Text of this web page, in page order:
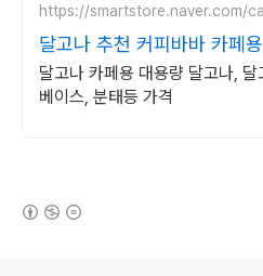
https://smartstore.naver.com/
달고나 추천 커피바바 카페
수제 달고나
달고나 카페용 대용량 달고나, 달
베이스, 분태등 가격